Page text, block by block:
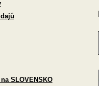
SLOVENSKO